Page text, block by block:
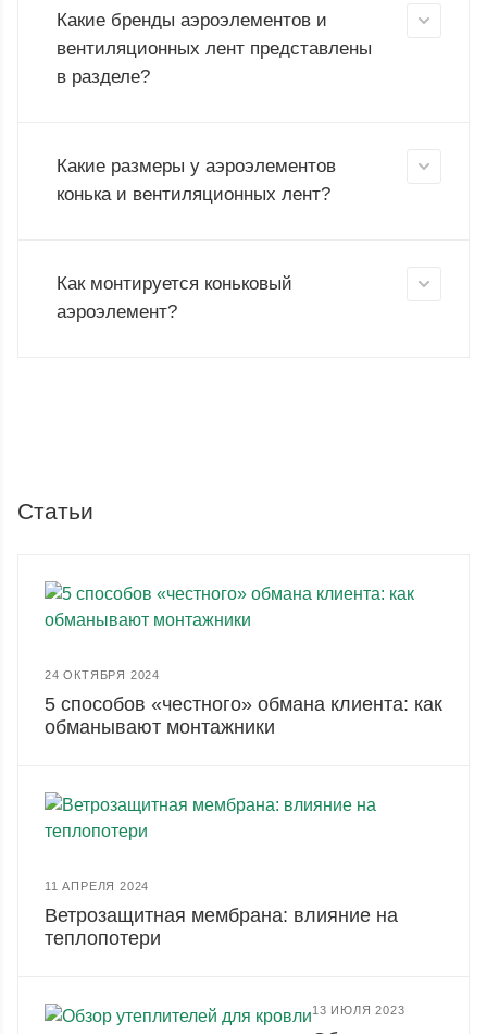
Какие бренды аэроэлементов и
вентиляционных лент представлены
в разделе?
Какие размеры у аэроэлементов
конька и вентиляционных лент?
Как монтируется коньковый
аэроэлемент?
Статьи
24 ОКТЯБРЯ 2024
5 способов «честного» обмана клиента: как
обманывают монтажники
11 АПРЕЛЯ 2024
Ветрозащитная мембрана: влияние на
теплопотери
13 ИЮЛЯ 2023